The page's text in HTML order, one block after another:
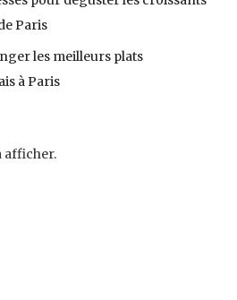
Paris
les meilleurs plats
à Paris
afficher.